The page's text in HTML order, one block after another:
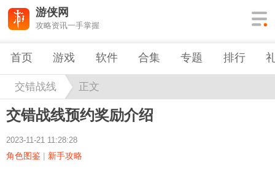
游侠网
攻略资讯一手掌握
首页 游戏 软件 合集 专题 排行
交错战线 正文
交错战线预约奖励介绍
2023-11-21 11:28:28
角色图鉴 | 新手攻略